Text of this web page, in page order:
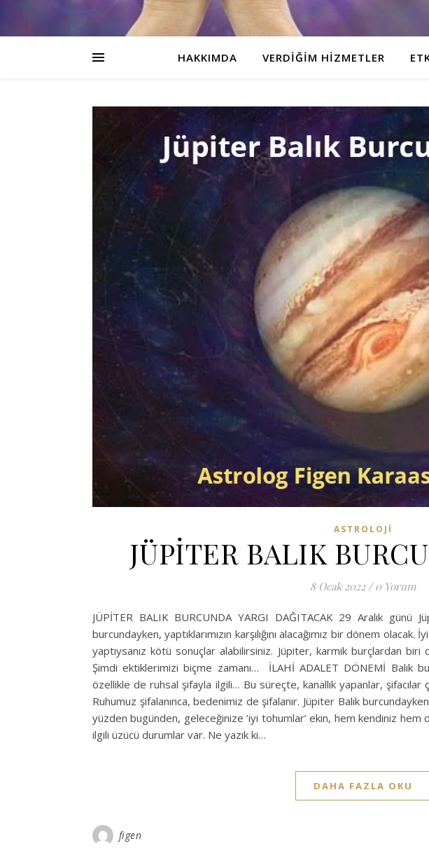
HAKKIMDA VERDIĞIM HIZMETLER
ASTROLOJI
JÜPİTER BALIK
8 Ocak 2022 / 0 Yorum
JÜPİTER BALIK BURCUNDA YARGI DAĞITACAK 29 Aralık günü
burcundayken, yaptıklarımızın karşılığını alacağımız bir dönem
yaptıysanız kötü sonuçlar alabilirsiniz. Jüpiter, karmik burçlardan biri
Şimdi ektiklerimizi biçme zamanı… İLAHİ ADALET DÖNEMİ Balık
özellikle de ruhsal şifayla ilgili… Bu süreçte, kanallık yapanlar, şifacılar
Ruhumuz şifalanınca, bedenimiz de şifalanır. Jüpiter Balık
yüzden bugünden, geleceğinize ‘iyi tohumlar’ ekin, hem kendiniz hem
ilgili üzücü durumlar var. Ne yazık ki…
DAHA FAZLA OKU
figen